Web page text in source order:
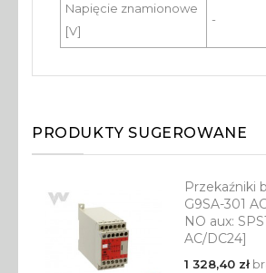
Napięcie znamionowe
[V]
-
PRODUKTY SUGEROWANE
Przekaźniki
G9SA-301
NO aux:
AC/DC24]
1 328,40 zł